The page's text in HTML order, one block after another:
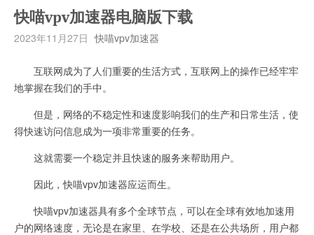
快喵vpv加速器电脑版下载
2023年11月27日 快喵vpv加速器
互联网成为了人们重要的生活方式，互联网上的操作已经牢牢
地掌握在我们的手中。
但是，网络的不稳定性和速度影响我们的生产和日常生活，使
得快速访问信息成为一项非常重要的任务。
这就需要一个稳定并且快速的服务来帮助用户。
因此，快喵vpv加速器应运而生。
快喵vpv加速器具有多个全球节点，可以在全球有效地加速用
户的网络速度，无论是在家里、在学校、还是在公共场所，用户都